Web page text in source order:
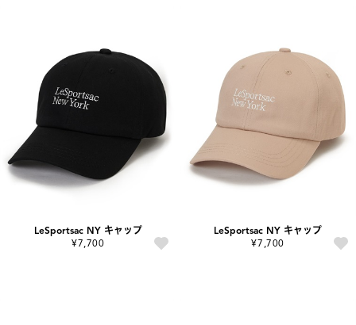
LeSportsac NY キャップ
¥7,700
LeSportsac NY キャップ
¥7,700